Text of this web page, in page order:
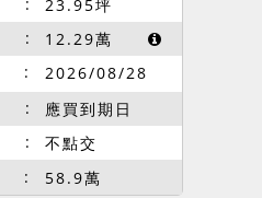
23.95坪
12.29萬
2026/08/28
應買到期日
不點交
58.9萬